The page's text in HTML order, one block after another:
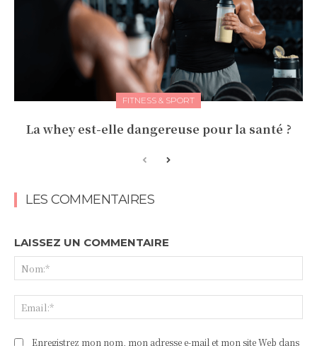
FITNESS & SPORT
La whey est-elle dangereuse pour la santé ?
LES COMMENTAIRES
LAISSEZ UN COMMENTAIRE
Enregistrez mon nom, mon adresse e-mail et mon site Web dans